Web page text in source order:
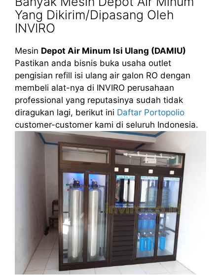
Yang Dikirim/Dipasang Oleh
INVIRO
Mesin Depot Air Minum Isi Ulang (DAMIU)
Pastikan anda bisnis buka usaha outlet
pengisian refill isi ulang air galon RO dengan
membeli alat-nya di INVIRO perusahaan
professional yang reputasinya sudah tidak
diragukan lagi, berikut ini Daftar Portopolio
customer-customer kami di seluruh Indonesia.